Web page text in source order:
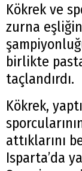
Kökrek ve
zurna
birlikte
taçlandırdı.
Kökrek,
attıklarını
Isparta’da